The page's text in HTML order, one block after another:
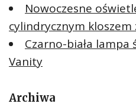
Nowoczesne
cylindrycznym kloszem
Czarno-biała lampa
Vanity
Archiwa